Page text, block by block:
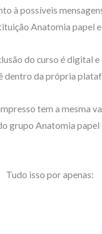
à possíveis
Anatomia papel
do curso é digital
dentro da própria
tem a mesma
grupo Anatomia papel
Tudo isso por apenas: